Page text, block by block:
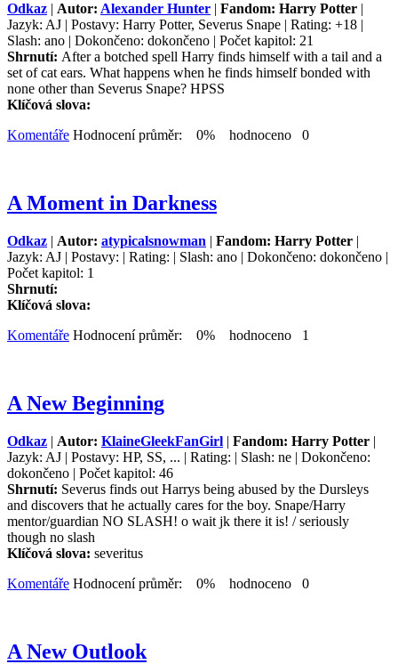
Odkaz | Autor: Alexander Hunter | Fandom: Harry Potter |
Jazyk: AJ | Postavy: Harry Potter, Severus Snape | Rating: +18 |
Slash: ano | Dokončeno: dokončeno | Počet kapitol: 21
Shrnutí: After a botched spell Harry finds himself with a tail and a
set of cat ears. What happens when he finds himself bonded with
none other than Severus Snape? HPSS
Klíčová slova:
Komentáře Hodnocení průměr: 0% hodnoceno 0
A Moment in Darkness
Odkaz | Autor: atypicalsnowman | Fandom: Harry Potter |
Jazyk: AJ | Postavy: | Rating: | Slash: ano | Dokončeno: dokončeno |
Počet kapitol: 1
Shrnutí:
Klíčová slova:
Komentáře Hodnocení průměr: 0% hodnoceno 1
A New Beginning
Odkaz | Autor: KlaineGleekFanGirl | Fandom: Harry Potter |
Jazyk: AJ | Postavy: HP, SS, ... | Rating: | Slash: ne | Dokončeno:
dokončeno | Počet kapitol: 46
Shrnutí: Severus finds out Harrys being abused by the Dursleys
and discovers that he actually cares for the boy. Snape/Harry
mentor/guardian NO SLASH! o wait jk there it is! / seriously
though no slash
Klíčová slova: severitus
Komentáře Hodnocení průměr: 0% hodnoceno 0
A New Outlook